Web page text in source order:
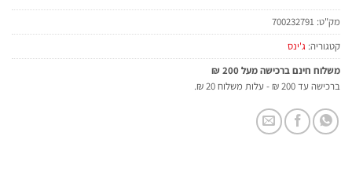
מק"ט: 700232791
קטגוריה: ג'ינס
משלוח חינם ברכישה מעל 200 ₪
ברכישה עד 200 ₪ - עלות משלוח 20 ₪.